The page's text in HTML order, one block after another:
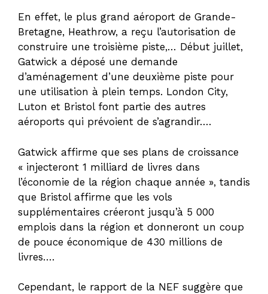
En effet, le plus grand aéroport de Grande-
Bretagne, Heathrow, a reçu l’autorisation de
construire une troisième piste,… Début juillet,
Gatwick a déposé une demande
d’aménagement d’une deuxième piste pour
une utilisation à plein temps. London City,
Luton et Bristol font partie des autres
aéroports qui prévoient de s’agrandir….
Gatwick affirme que ses plans de croissance
« injecteront 1 milliard de livres dans
l’économie de la région chaque année », tandis
que Bristol affirme que les vols
supplémentaires créeront jusqu’à 5 000
emplois dans la région et donneront un coup
de pouce économique de 430 millions de
livres….
Cependant, le rapport de la NEF suggère que